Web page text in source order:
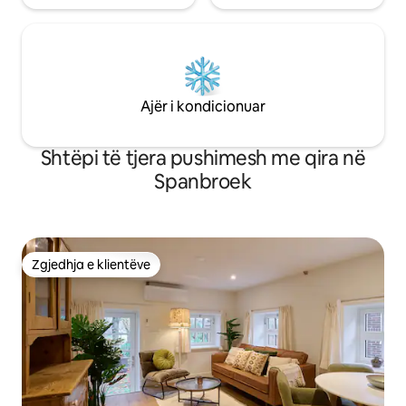
Ajër i kondicionuar
Shtëpi të tjera pushimesh me qira në
Spanbroek
Zgjedhja e klientëve
Zgjedhja e klientëve